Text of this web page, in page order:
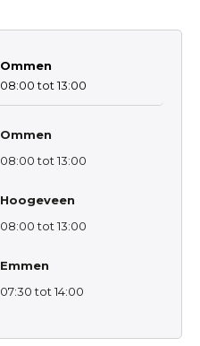
Ommen
08:00 tot 13:00
Ommen
08:00 tot 13:00
Hoogeveen
08:00 tot 13:00
Emmen
07:30 tot 14:00